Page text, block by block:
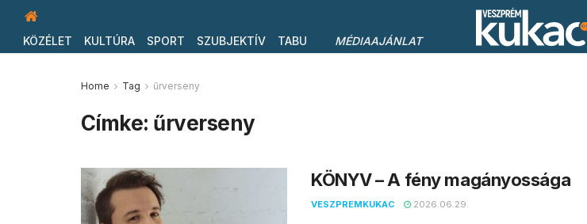
KÖZÉLET KULTÚRA SPORT SZUBJEKTÍV TABU MÉDIAAJÁNLAT
Home Tag űrverseny
Címke: űrverseny
KÖNYV – A fény magányossága
VESZPREMKUKAC 2026.06.29.